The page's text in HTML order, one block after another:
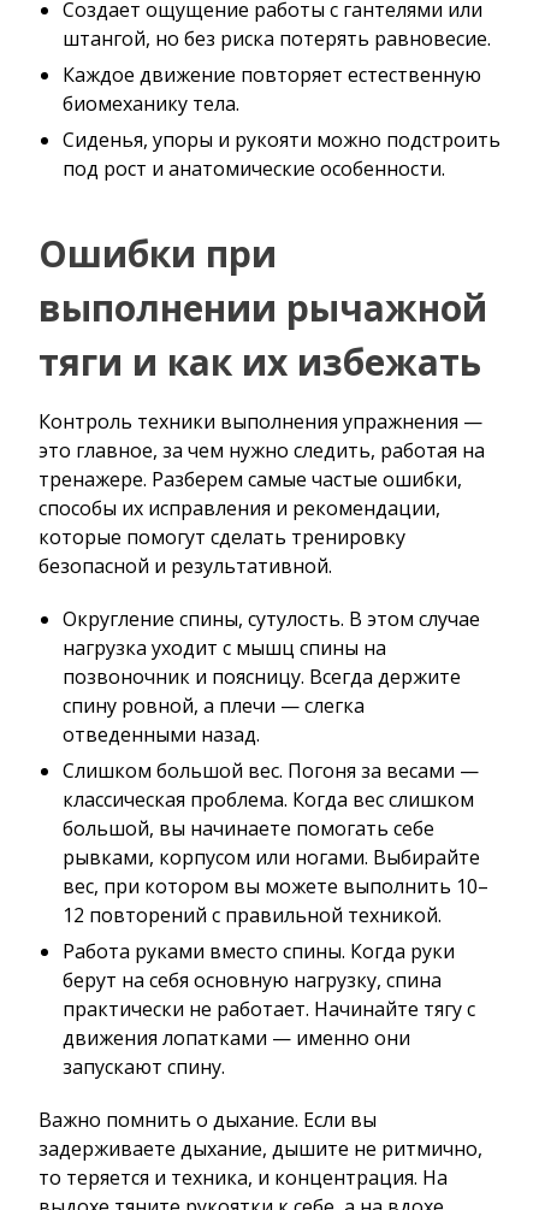
Создает ощущение работы с гантелями или
штангой, но без риска потерять равновесие.
Каждое движение повторяет естественную
биомеханику тела.
Сиденья, упоры и рукояти можно подстроить
под рост и анатомические особенности.
Ошибки при
выполнении рычажной
тяги и как их избежать
Контроль техники выполнения упражнения —
это главное, за чем нужно следить, работая на
тренажере. Разберем самые частые ошибки,
способы их исправления и рекомендации,
которые помогут сделать тренировку
безопасной и результативной.
Округление спины, сутулость. В этом случае
нагрузка уходит с мышц спины на
позвоночник и поясницу. Всегда держите
спину ровной, а плечи — слегка
отведенными назад.
Слишком большой вес. Погоня за весами —
классическая проблема. Когда вес слишком
большой, вы начинаете помогать себе
рывками, корпусом или ногами. Выбирайте
вес, при котором вы можете выполнить 10–
12 повторений с правильной техникой.
Работа руками вместо спины. Когда руки
берут на себя основную нагрузку, спина
практически не работает. Начинайте тягу с
движения лопатками — именно они
запускают спину.
Важно помнить о дыхание. Если вы
задерживаете дыхание, дышите не ритмично,
то теряется и техника, и концентрация. На